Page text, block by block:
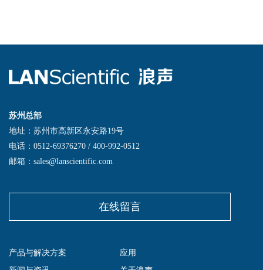
苏州总部
地址：苏州市高新区永安路19号
电话：0512-69376270 / 400-992-0512
邮箱：sales@lanscientific.com
在线留言
产品与解决方案
应用